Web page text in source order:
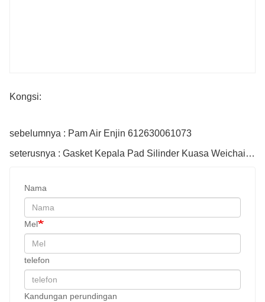
Kongsi:
sebelumnya : Pam Air Enjin 612630061073
seterusnya : Gasket Kepala Pad Silinder Kuasa Weichai 13059912
Nama
Mel
telefon
Kandungan perundingan